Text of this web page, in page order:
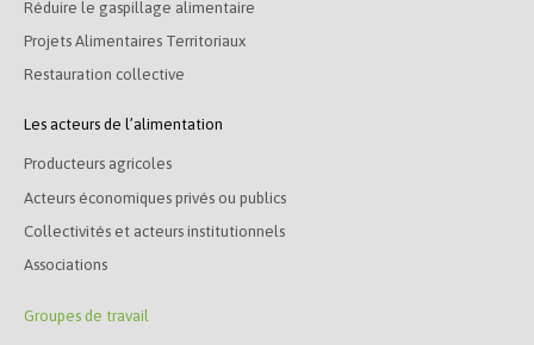
Réduire le gaspillage alimentaire
Projets Alimentaires Territoriaux
Restauration collective
Les acteurs de l’alimentation
Producteurs agricoles
Acteurs économiques privés ou publics
Collectivités et acteurs institutionnels
Associations
Groupes de travail